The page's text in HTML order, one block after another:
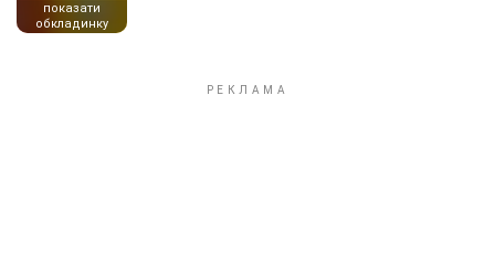
показати
обкладинку